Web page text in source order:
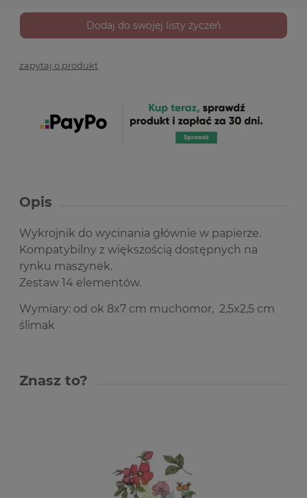
Dodaj do swojej listy życzeń
zapytaj o produkt
Opis
Wykrojnik do wycinania głównie w papierze.
Kompatybilny z większością dostępnych na
rynku maszynek.
Zestaw 14 elementów.
Wymiary: od ok 8x7 cm muchomor, 2,5x2,5 cm
ślimak
Znasz to?